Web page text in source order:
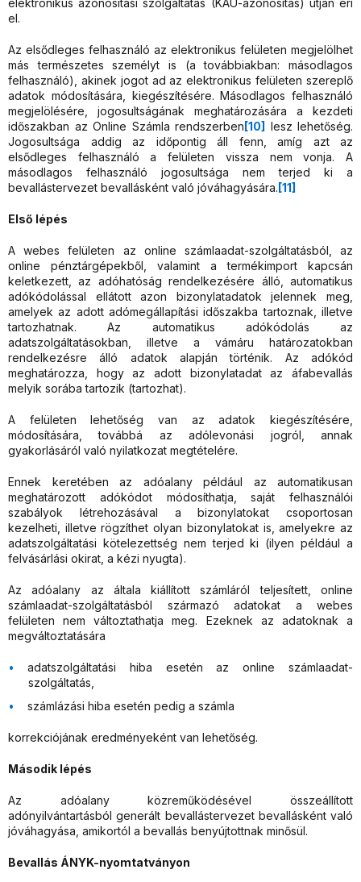
elektronikus azonosítási szolgáltatás (KAÜ-azonosítás) útján éri
el.
Az elsődleges felhasználó az elektronikus felületen megjelölhet
más természetes személyt is (a továbbiakban: másodlagos
felhasználó), akinek jogot ad az elektronikus felületen szereplő
adatok módosítására, kiegészítésére. Másodlagos felhasználó
megjelölésére, jogosultságának meghatározására a kezdeti
időszakban az Online Számla rendszerben [10] lesz lehetőség.
Jogosultsága addig az időpontig áll fenn, amíg azt az
elsődleges felhasználó a felületen vissza nem vonja. A
másodlagos felhasználó jogosultsága nem terjed ki a
bevallástervezet bevallásként való jóváhagyására. [11]
Első lépés
A webes felületen az online számlaadat-szolgáltatásból, az
online pénztárgépekből, valamint a termékimport kapcsán
keletkezett, az adóhatóság rendelkezésére álló, automatikus
adókódolással ellátott azon bizonylatadatok jelennek meg,
amelyek az adott adómegállapítási időszakba tartoznak, illetve
tartozhatnak. Az automatikus adókódolás az
adatszolgáltatásokban, illetve a vámáru határozatokban
rendelkezésre álló adatok alapján történik. Az adókód
meghatározza, hogy az adott bizonylatadat az áfabevallás
melyik sorába tartozik (tartozhat).
A felületen lehetőség van az adatok kiegészítésére,
módosítására, továbbá az adólevonási jogról, annak
gyakorlásáról való nyilatkozat megtételére.
Ennek keretében az adóalany például az automatikusan
meghatározott adókódot módosíthatja, saját felhasználói
szabályok létrehozásával a bizonylatokat csoportosan
kezelheti, illetve rögzíthet olyan bizonylatokat is, amelyekre az
adatszolgáltatási kötelezettség nem terjed ki (ilyen például a
felvásárlási okirat, a kézi nyugta).
Az adóalany az általa kiállított számláról teljesített, online
számlaadat-szolgáltatásból származó adatokat a webes
felületen nem változtathatja meg. Ezeknek az adatoknak a
megváltoztatására
adatszolgáltatási hiba esetén az online számlaadat-
szolgáltatás,
számlázási hiba esetén pedig a számla
korrekciójának eredményeként van lehetőség.
Második lépés
Az adóalany közreműködésével összeállított
adónyilvántartásból generált bevallástervezet bevallásként való
jóváhagyása, amikortól a bevallás benyújtottnak minősül.
Bevallás ÁNYK-nyomtatványon